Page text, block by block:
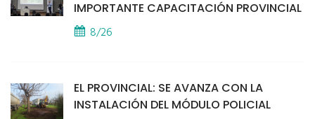
IMPORTANTE CAPACITACIÓN PROVINCIAL
8/26
EL PROVINCIAL: SE AVANZA CON LA
INSTALACIÓN DEL MÓDULO POLICIAL